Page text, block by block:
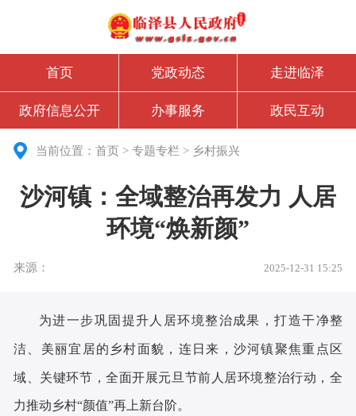
首页 党政动态 走进临泽
政府信息公开 办事服务 政民互动
当前位置：首页 >专题专栏 > 乡村振兴
沙河镇：全域整治再发力 人居
环境“焕新颜”
来源： 2025-12-31 15:25
为进一步巩固提升人居环境整治成果，打造干净整
洁、美丽宜居的乡村面貌，连日来，沙河镇聚焦重点区
域、关键环节，全面开展元旦节前人居环境整治行动，全
力推动乡村“颜值”再上新台阶。